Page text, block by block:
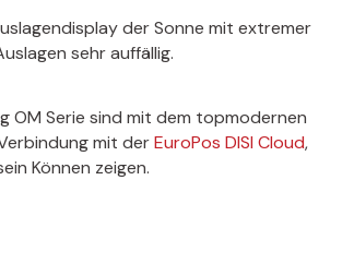
der Sonne mit extremer
sehr auffällig.
OM Serie sind mit dem topmodernen
mit derEuroPos DISI Cloud,
Können zeigen.